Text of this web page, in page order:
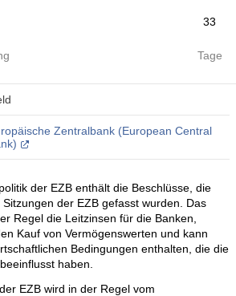
33
Tage
Zentralbank (European Central
der EZB enthält die Beschlüsse, die
der EZB gefasst wurden. Das
Regel die Leitzinsen für die Banken,
Kauf von Vermögenswerten und kann
Bedingungen enthalten, die die
haben.
EZB wird in der Regel vom